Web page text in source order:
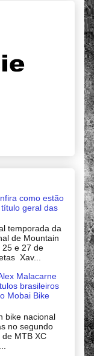
como estão
geral das
temporada da
de Mountain
25 e 27 de
Xav...
Malacarne
brasileiros
Mobai Bike
bike nacional
no segundo
MTB XC